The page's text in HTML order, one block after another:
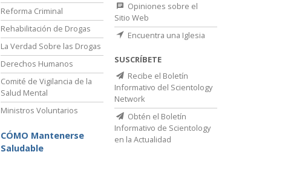
Reforma Criminal
Rehabilitación de Drogas
La Verdad Sobre las Drogas
Derechos Humanos
Comité de Vigilancia de la
Salud Mental
Ministros Voluntarios
CÓMO Mantenerse
Saludable
Opiniones sobre el
Sitio Web
Encuentra una Iglesia
SUSCRÍBETE
Recibe el Boletín
Informativo del Scientology
Network
Obtén el Boletín
Informativo de Scientology
en la Actualidad